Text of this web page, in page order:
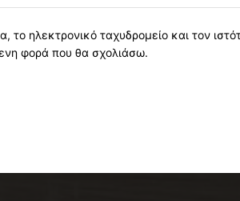
το ηλεκτρονικό ταχυδρομείο και τον
φορά που θα σχολιάσω.